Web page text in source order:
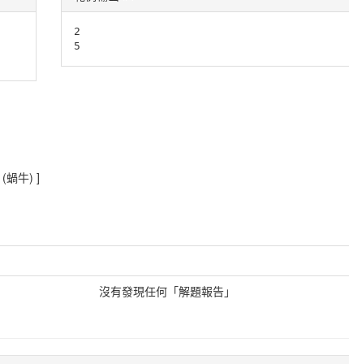
2
(蝸牛) ]
沒有發現任何「解題報告」